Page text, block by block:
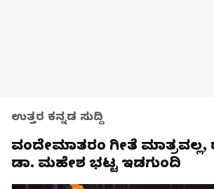
ಉತ್ತರ ಕನ್ನಡ ಸುದ್ದಿ
ವಂದೇಮಾತರಂ ಗೀತೆ ಮಾತ್ರವಲ್ಲ,
ಡಾ. ಮಹೇಶ ಭಟ್ಟ ಇಡಗುಂದಿ